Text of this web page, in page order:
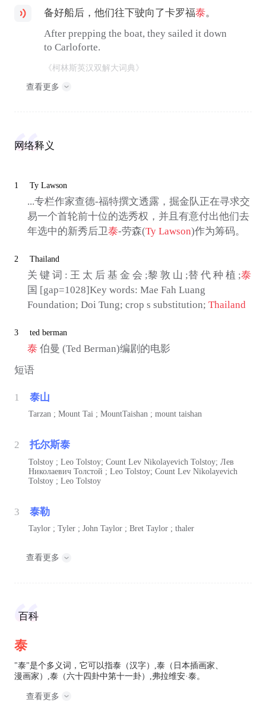
备好船后，他们往下驶向了卡罗福泰。
After prepping the boat, they sailed it down
to Carloforte.
《柯林斯英汉双解大词典》
查看更多
网络释义
1 Ty Lawson
...专栏作家查德-福特撰文透露，掘金队正在寻求交
易一个首轮前十位的选秀权，并且有意付出他们去
年选中的新秀后卫泰-劳森(Ty Lawson)作为筹码。
2 Thailand
关 键 词 : 王 太 后 基 金 会 ;黎 敦 山 ;替 代 种 植 ;泰
国 [gap=1028]Key words: Mae Fah Luang
Foundation; Doi Tung; crop s substitution; Thailand
3 ted berman
泰伯曼 (Ted Berman)编剧的电影
短语
1 泰山
Tarzan ; Mount Tai ; MountTaishan ; mount taishan
2 托尔斯泰
Tolstoy ; Leo Tolstoy; Count Lev Nikolayevich Tolstoy; Лев
Николаевич Толстой ; Leo Tolstoy; Count Lev Nikolayevich
Tolstoy ; Leo Tolstoy
3 泰勒
Taylor ; Tyler ; John Taylor ; Bret Taylor ; thaler
查看更多
百科
泰
"泰"是个多义词，它可以指泰（汉字）,泰（日本插画家、
漫画家）,泰（六十四卦中第十一卦）,弗拉维安·泰。
查看更多